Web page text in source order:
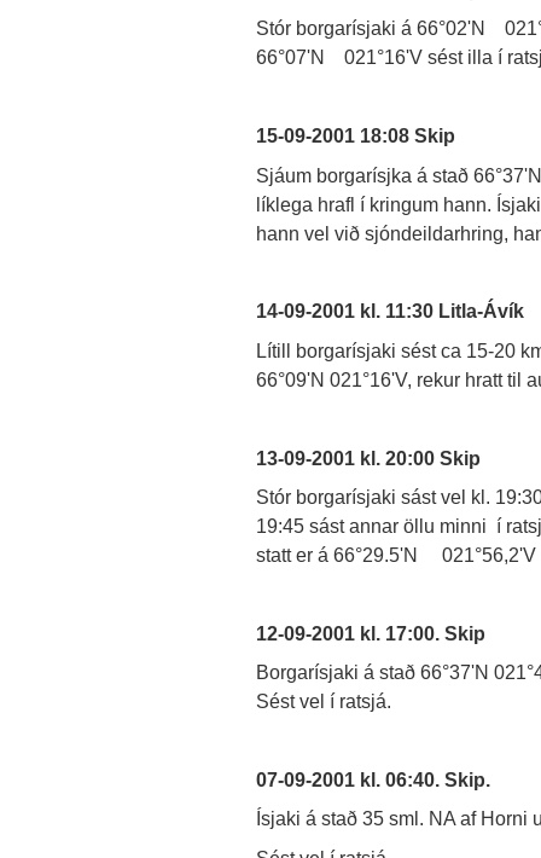
Stór borgarísjaki á 66°02'N
66°07'N 021°16'V sést illa í
15-09-2001 18:08 Skip
Sjáum borgarísjka á stað
líklega hrafl í kringum hann.
hann vel við sjóndeildarhring,
14-09-2001 kl. 11:30 Litla-Ávík
Lítill borgarísjaki sést ca 15-20
66°09'N 021°16'V, rekur hratt til
13-09-2001 kl. 20:00 Skip
Stór borgarísjaki sást vel kl.
19:45 sást annar öllu minni í
statt er á 66°29.5'N 021°56,2'V
12-09-2001 kl. 17:00. Skip
Borgarísjaki á stað 66°37'N
Sést vel í ratsjá.
07-09-2001 kl. 06:40. Skip.
Ísjaki á stað 35 sml. NA af